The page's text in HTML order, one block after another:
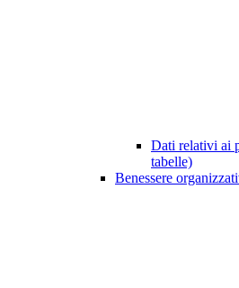
Dati relativi ai
tabelle)
Benessere